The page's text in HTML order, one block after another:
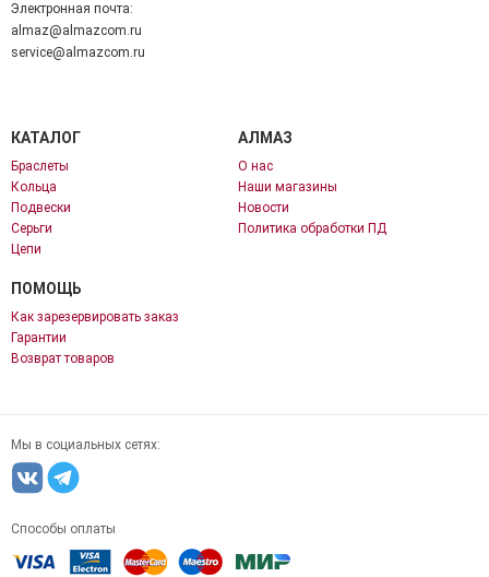
Электронная почта:
almaz@almazcom.ru
service@almazcom.ru
КАТАЛОГ
Браслеты
Кольца
Подвески
Серьги
Цепи
АЛМАЗ
О нас
Наши магазины
Новости
Политика обработки ПД
ПОМОЩЬ
Как зарезервировать заказ
Гарантии
Возврат товаров
Мы в социальных сетях:
Способы оплаты